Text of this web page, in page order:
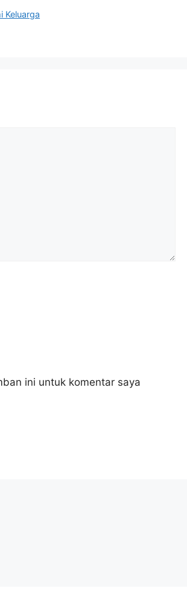
Keluarga
ini untuk komentar saya